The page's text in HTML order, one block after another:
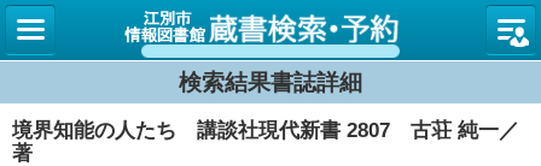
図書館
検索結果書誌詳細
境界知能の人たち 講談社現代新書 2807 古荘 純一／
著